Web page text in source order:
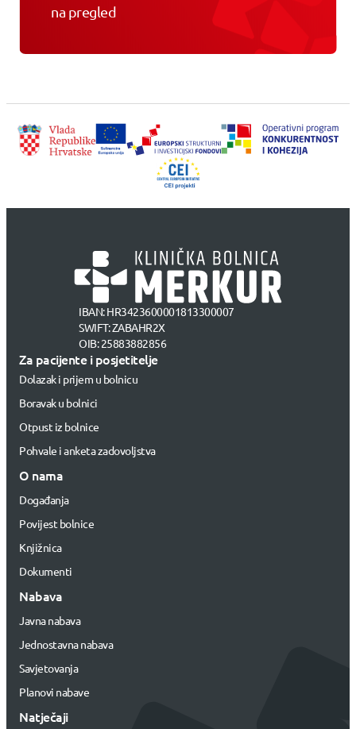
na pregled
IBAN: HR3423600001813300007
SWIFT: ZABAHR2X
OIB: 25883882856
Za pacijente i posjetitelje
Dolazak i prijem u bolnicu
Boravak u bolnici
Otpust iz bolnice
Pohvale i anketa zadovoljstva
O nama
Događanja
Povijest bolnice
Knjižnica
Dokumenti
Nabava
Javna nabava
Jednostavna nabava
Savjetovanja
Planovi nabave
Natječaji